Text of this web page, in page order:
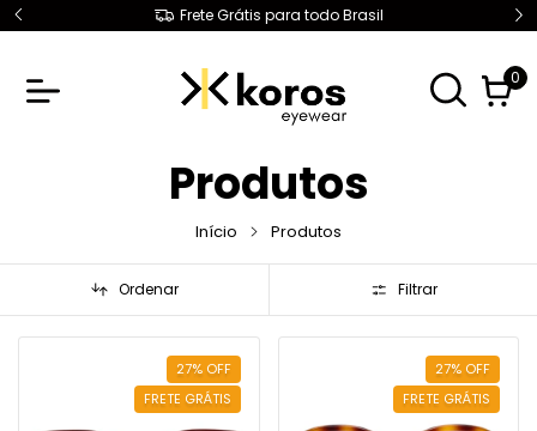
Frete Grátis para todo Brasil
0
Produtos
Início Produtos
Ordenar Filtrar
27% OFF
FRETE GRÁTIS
27% OFF
FRETE GRÁTIS